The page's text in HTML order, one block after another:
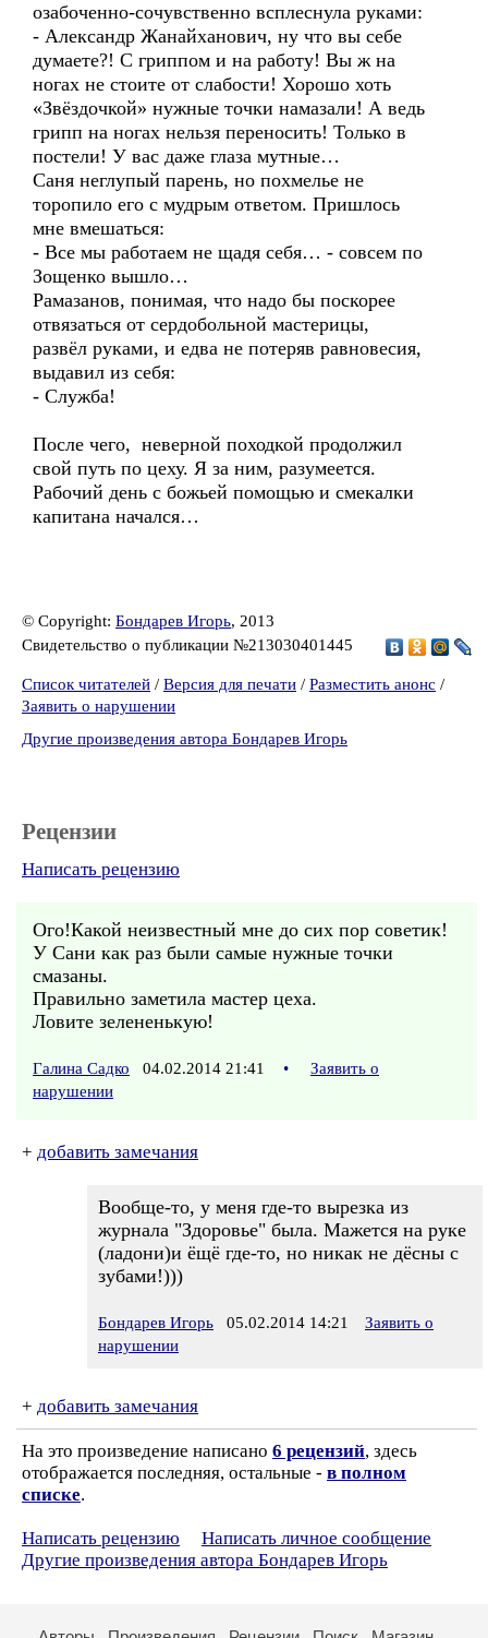
озабоченно-сочувственно всплеснула руками:
- Александр Жанайханович, ну что вы себе
думаете?! С гриппом и на работу! Вы ж на
ногах не стоите от слабости! Хорошо хоть
«Звёздочкой» нужные точки намазали! А ведь
грипп на ногах нельзя переносить! Только в
постели! У вас даже глаза мутные…
Саня неглупый парень, но похмелье не
торопило его с мудрым ответом. Пришлось
мне вмешаться:
- Все мы работаем не щадя себя… - совсем по
Зощенко вышло…
Рамазанов, понимая, что надо бы поскорее
отвязаться от сердобольной мастерицы,
развёл руками, и едва не потеряв равновесия,
выдавил из себя:
- Служба!
После чего, неверной походкой продолжил
свой путь по цеху. Я за ним, разумеется.
Рабочий день с божьей помощью и смекалки
капитана начался…
© Copyright: Бондарев Игорь, 2013
Свидетельство о публикации №213030401445
Список читателей / Версия для печати / Разместить анонс /
Заявить о нарушении
Другие произведения автора Бондарев Игорь
Рецензии
Написать рецензию
Ого!Какой неизвестный мне до сих пор советик!
У Сани как раз были самые нужные точки
смазаны.
Правильно заметила мастер цеха.
Ловите зелененькую!
Галина Садко 04.02.2014 21:41 •
Заявить о
нарушении
+ добавить замечания
Вообще-то, у меня где-то вырезка из
журнала "Здоровье" была. Мажется на руке
(ладони)и ёщё где-то, но никак не дёсны с
зубами!)))
Бондарев Игорь 05.02.2014 14:21
Заявить о
нарушении
+ добавить замечания
На это произведение написано 6 рецензий, здесь
отображается последняя, остальные - в полном
списке.
Написать рецензию
Написать личное сообщение
Другие произведения автора Бондарев Игорь